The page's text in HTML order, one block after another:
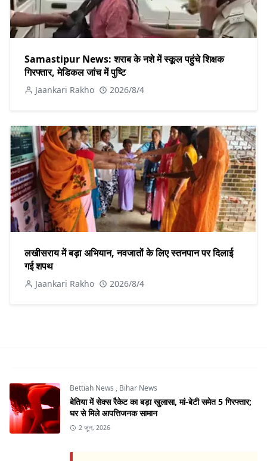
Samastipur News: शराब के नशे में स्कूल पहुंचे शिक्षक
गिरफ्तार, मेडिकल जांच में पुष्टि
Jaankari Rakho 2026/8/4
लखीसराय में बड़ा अभियान, नवजातों के लिए स्तनपान पर दिलाई
गई शपथ
Jaankari Rakho 2026/8/4
Bettiah News , Bihar News
बेतिया में सेक्स रैकेट का बड़ा खुलासा, मां-बेटी समेत 5 गिरफ्तार;
घर से मिले आपत्तिजनक सामान
2 जून, 2026